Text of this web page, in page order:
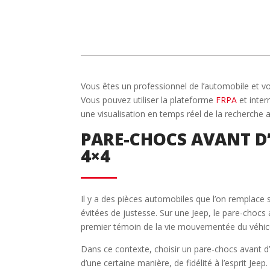
Vous êtes un professionnel de l’automobile et
Vous pouvez utiliser la plateforme FRPA et
une visualisation en temps réel de la recherche
PARE-CHOCS AVANT
4×4
Il y a des pièces automobiles que l’on
évitées de justesse. Sur une Jeep, le pare-
premier témoin de la vie mouvementée du
Dans ce contexte, choisir un pare-chocs avant
d’une certaine manière, de fidélité à l’esprit Jeep.